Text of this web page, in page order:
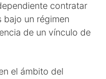
contratar
un régimen
de un vínculo de
el ámbito del